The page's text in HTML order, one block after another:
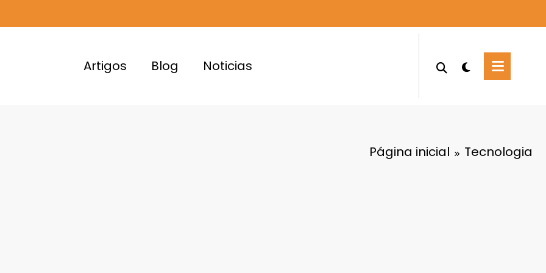
Artigos Blog Noticias
Página inicial Tecnologia